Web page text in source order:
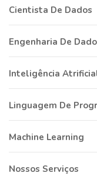
Cientista De Dados
Engenharia De
Inteligência
Linguagem De
Machine Learning
Nossos Serviços